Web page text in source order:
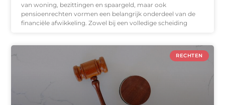
van woning, bezittingen en spaargeld, maar ook
pensioenrechten vormen een belangrijk onderdeel van de
financiële afwikkeling. Zowel bij een volledige scheiding
RECHTEN